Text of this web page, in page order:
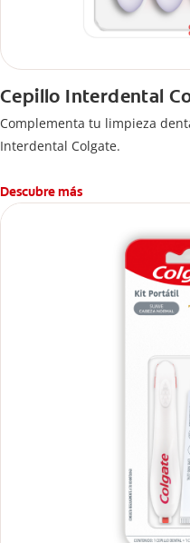
Cepillo Interdental
Complementa tu limpieza
Interdental Colgate.
Descubre más